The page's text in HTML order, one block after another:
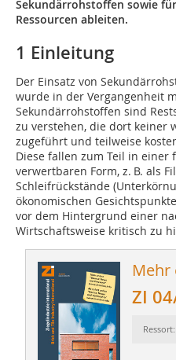
Sekundärrohstoffen sowie
Ressourcen ableiten.
1 Einleitung
Der Einsatz von
wurde in der Vergangenheit
Sekundärrohstoffen sind
zu verstehen, die dort keiner
zugeführt und teilweise
Diese fallen zum Teil in
verwertbaren Form, z. B. als
Schleifrückstände
ökonomischen
vor dem Hintergrund einer
Wirtschaftsweise kritisch zu
Mehr
ZI